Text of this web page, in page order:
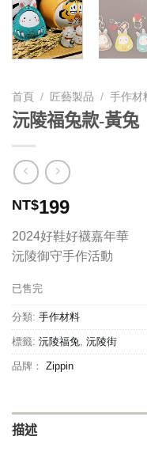
首頁 / 匠藝製品 / 手作材
沅陵福兔款-黃兔
NT$199
2024好鞋好襪嘉年華
沅陵御守手作活動
已售完
分類: 手作材料
標籤: 沅陵福兔, 沅陵街
品牌： Zippin
描述